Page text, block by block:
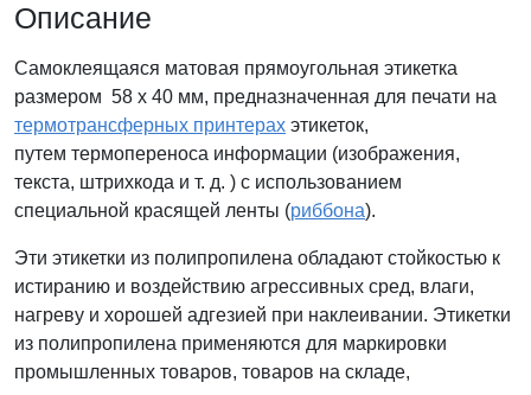
Описание
Самоклеящаяся матовая прямоугольная этикетка
размером 58 x 40 мм, предназначенная для печати на
термотрансферных принтерах этикеток,
путем термопереноса информации (изображения,
текста, штрихкода и т. д. ) с использованием
специальной красящей ленты (риббона).
Эти этикетки из полипропилена обладают стойкостью к
истиранию и воздействию агрессивных сред, влаги,
нагреву и хорошей адгезией при наклеивании. Этикетки
из полипропилена применяются для маркировки
промышленных товаров, товаров на складе,